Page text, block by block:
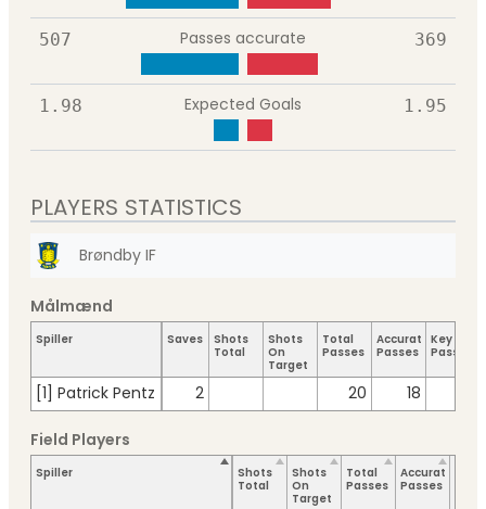
507 Passes accurate 369
1.98 Expected Goals 1.95
PLAYERS STATISTICS
Brøndby IF
Spiller Saves
Shots
Total
Shots
On
Target
Total
Passes
Accurate
Passes
Key
Passes
[1] Patrick Pentz 2 20 18
Målmænd
Spiller
Shots
Total
Shots
On
Target
Total
Passes
Accurate
Passes
Field Players